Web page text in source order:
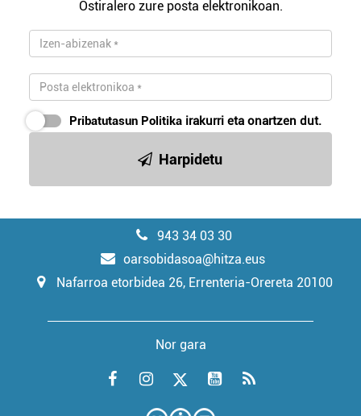
Ostiralero zure posta elektronikoan.
Pribatutasun Politika irakurri eta onartzen dut.
Harpidetu
943 34 03 30
oarsobidasoa@hitza.eus
Nafarroa etorbidea 26, Errenteria-Orereta 20100
Nor gara